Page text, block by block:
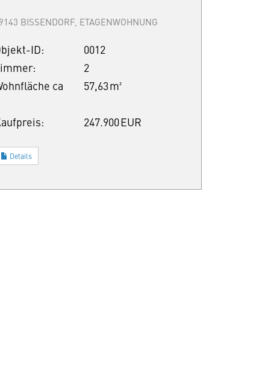
BISSENDORF, ETAGENWOHNUNG
ID:
0012
2
ca
57,63 m²
247.900 EUR
Details